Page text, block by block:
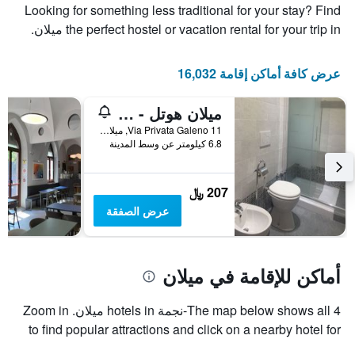
Looking for something less traditional for your stay? Find
the perfect hostel or vacation rental for your trip in ميلان.
عرض كافة أماكن إقامة 16,032
ميلان هوتل - هوستل
Via Privata Galeno 11, ميلان, مقاطعة ميلانو, إيطاليا
6.8 كيلومتر عن وسط المدينة
207 ﷼
عرض الصفقة
أماكن للإقامة في ميلان
The map below shows all 4-نجمة hotels in ميلان. Zoom in
to find popular attractions and click on a nearby hotel for